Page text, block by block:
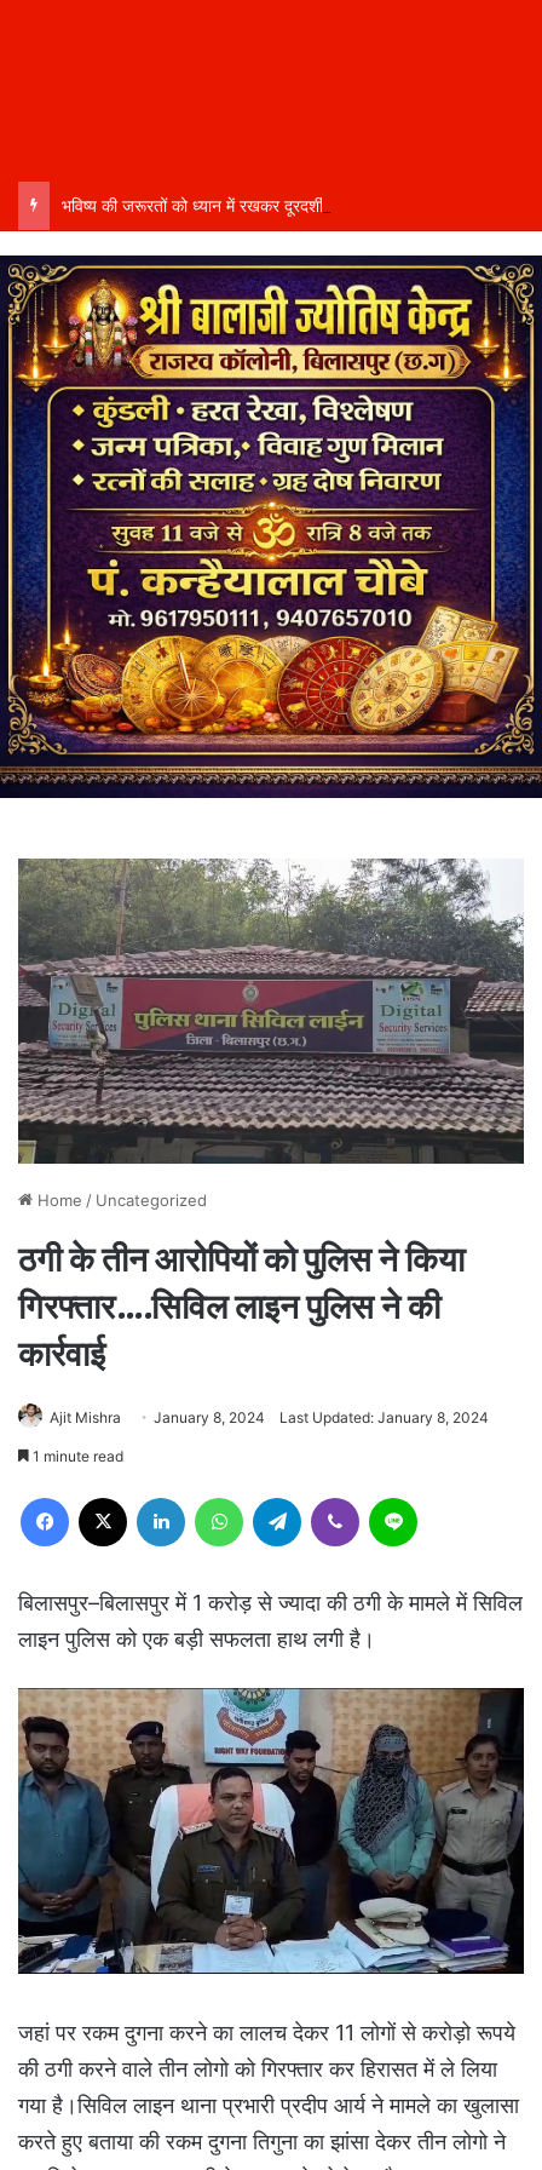
Home / Uncategorized
ठगी के तीन आरोपियों को पुलिस ने किया
गिरफ्तार….सिविल लाइन पुलिस ने की
कार्रवाई
Ajit Mishra January 8, 2024 Last Updated: January 8, 2024
1 minute read
Facebook LinkedIn WhatsAppTelegram Viber
बिलासपुर–बिलासपुर में 1 करोड़ से ज्यादा की ठगी के मामले में सिविल
लाइन पुलिस को एक बड़ी सफलता हाथ लगी है।
जहां पर रकम दुगना करने का लालच देकर 11 लोगों से करोड़ो रूपये
की ठगी करने वाले तीन लोगो को गिरफ्तार कर हिरासत में ले लिया
गया है।सिविल लाइन थाना प्रभारी प्रदीप आर्य ने मामले का खुलासा
करते हुए बताया की रकम दुगना तिगुना का झांसा देकर तीन लोगो ने